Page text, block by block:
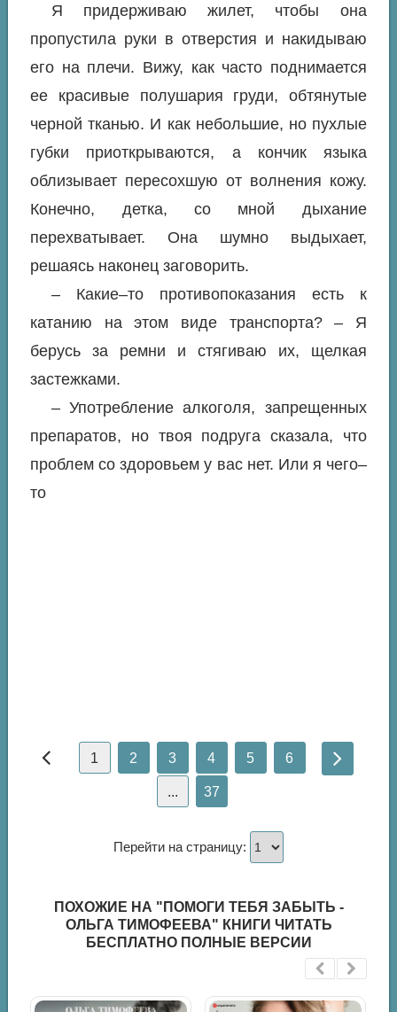
Я придерживаю жилет, чтобы она
пропустила руки в отверстия и накидываю
его на плечи. Вижу, как часто поднимается
ее красивые полушария груди, обтянутые
черной тканью. И как небольшие, но пухлые
губки приоткрываются, а кончик языка
облизывает пересохшую от волнения кожу.
Конечно, детка, со мной дыхание
перехватывает. Она шумно выдыхает,
решаясь наконец заговорить.
‍​ ‌ ‌ ​ ​ ‌ ‌ ‌ ​ ​ ‌ ​ ‌ ‌ ​ ‌ ​ ​ ​ ‌ ​ ‌ ‌ ‌ ​ ‌ ‌ ​ ​ ​ ‌ ‌ ​ ​ ‌ ‌ ​ ‌ ​ ‌ ​ ​ ​ ‌ ​ ‌ ‌‍– Какие–то противопоказания есть к
катанию на этом виде транспорта? – Я
берусь за ремни и стягиваю их, щелкая
застежками.
– Употребление алкоголя, запрещенных
препаратов, но твоя подруга сказала, что
проблем со здоровьем у вас нет. Или я чего–
то
1 2 3 4 5 6
... 37
Перейти на страницу:
ПОХОЖИЕ НА "ПОМОГИ ТЕБЯ ЗАБЫТЬ -
ОЛЬГА ТИМОФЕЕВА" КНИГИ ЧИТАТЬ
БЕСПЛАТНО ПОЛНЫЕ ВЕРСИИ